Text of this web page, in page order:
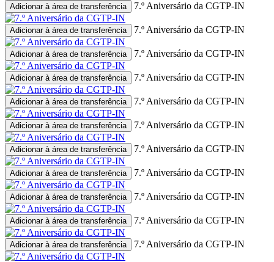
Adicionar à área de transferência 7.º Aniversário da CGTP-IN
Adicionar à área de transferência 7.º Aniversário da CGTP-IN
Adicionar à área de transferência 7.º Aniversário da CGTP-IN
Adicionar à área de transferência 7.º Aniversário da CGTP-IN
Adicionar à área de transferência 7.º Aniversário da CGTP-IN
Adicionar à área de transferência 7.º Aniversário da CGTP-IN
Adicionar à área de transferência 7.º Aniversário da CGTP-IN
Adicionar à área de transferência 7.º Aniversário da CGTP-IN
Adicionar à área de transferência 7.º Aniversário da CGTP-IN
Adicionar à área de transferência 7.º Aniversário da CGTP-IN
Adicionar à área de transferência 7.º Aniversário da CGTP-IN